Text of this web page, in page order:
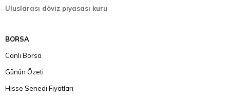
Uluslarası döviz piyasası kuru
BORSA
Canlı Borsa
Günün Özeti
Hisse Senedi Fiyatları